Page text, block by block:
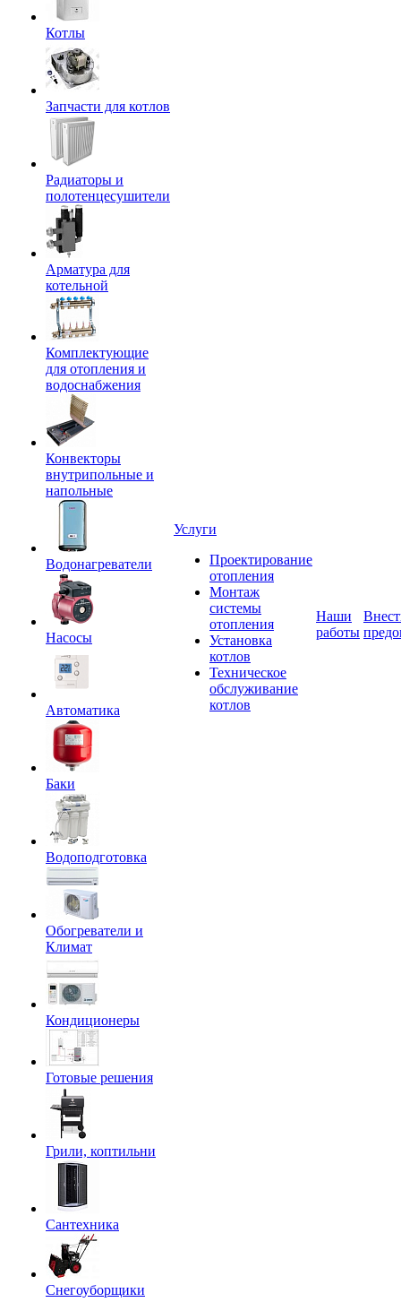
Котлы
Запчасти для котлов
Радиаторы и
полотенцесушители
Арматура для
котельной
Комплектующие
для отопления и
водоснабжения
Конвекторы
внутрипольные и
напольные
Водонагреватели
Насосы
Автоматика
Баки
Водоподготовка
Обогреватели и
Климат
Кондиционеры
Готовые решения
Грили, коптильни
Сантехника
Снегоуборщики
Услуги
Проектирование
отопления
Монтаж
системы
отопления
Установка
котлов
Техническое
обслуживание
котлов
Наши
работы